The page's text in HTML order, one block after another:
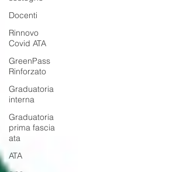
Docenti
Rinnovo
Covid ATA
GreenPass
Rinforzato
Graduatoria
interna
Graduatoria
prima fascia
ata
ATA